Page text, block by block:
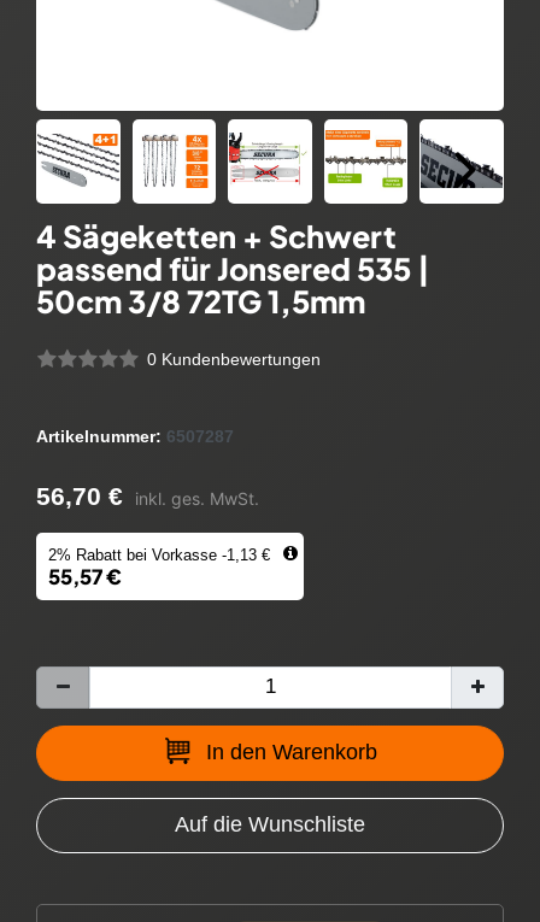
4 Sägeketten + Schwert
passend für Jonsered 535 |
50cm 3/8 72TG 1,5mm
0 Kundenbewertungen
Artikelnummer: 6507287
56,70 € inkl. ges. MwSt.
2% Rabatt bei Vorkasse -1,13 €
55,57 €
In den Warenkorb
Auf die Wunschliste